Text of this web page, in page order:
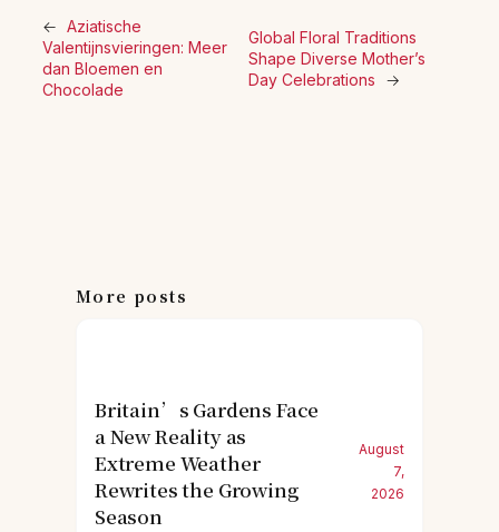
← Aziatische
Valentijnsvieringen: Meer
dan Bloemen en
Chocolade
Global Floral Traditions
Shape Diverse Mother’s
Day Celebrations
→
More posts
Britain’s Gardens Face
a New Reality as
Extreme Weather
Rewrites the Growing
Season
August
7,
2026